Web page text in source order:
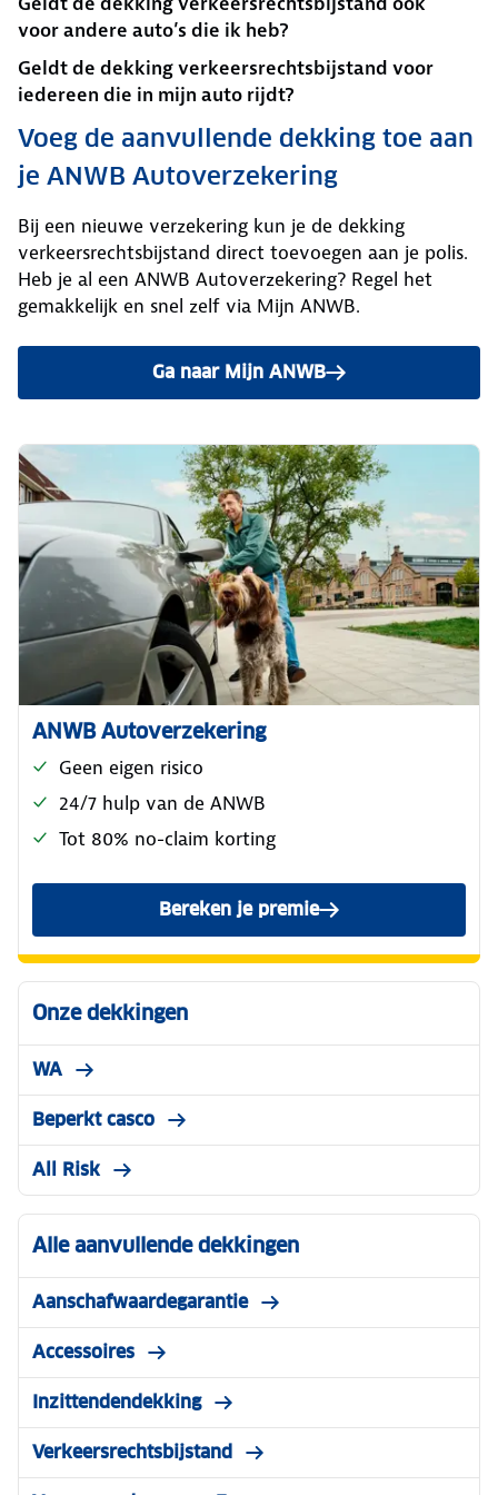
voor andere auto’s die ik heb?
Geldt de dekking verkeersrechtsbijstand voor
iedereen die in mijn auto rijdt?
Voeg de aanvullende dekking toe aan
je ANWB Autoverzekering
Bij een nieuwe verzekering kun je de dekking
verkeersrechtsbijstand direct toevoegen aan je polis.
Heb je al een ANWB Autoverzekering? Regel het
gemakkelijk en snel zelf via Mijn ANWB.
Ga naar Mijn ANWBom deze dekking toe te
ANWB Autoverzekering
Geen eigen risico
24/7 hulp van de ANWB
Tot 80% no-claim korting
Bereken je premievoor de ANWB Reguliere
Onze dekkingen
WA
Beperkt casco
All Risk
Alle aanvullende dekkingen
Aanschafwaardegarantie
Accessoires
Inzittendendekking
Verkeersrechtsbijstand